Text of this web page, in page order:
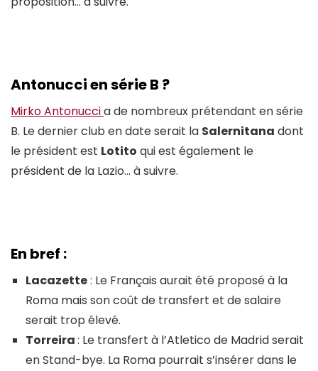
Antonucci en série B ?
Mirko Antonuccia de nombreux prétendant en série
B. Le dernier club en date serait la Salernitana dont
le président est Lotito qui est également le
président de la Lazio… à suivre.
En bref :
Lacazette: Le Français aurait été proposé à la
Roma mais son coût de transfert et de salaire
serait trop élevé.
Torreira: Le transfert à l’Atletico de Madrid serait
en Stand-bye. La Roma pourrait s’insérer dans le